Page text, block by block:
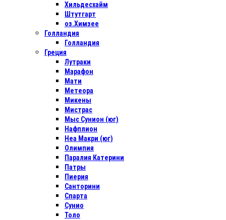
Хильдесхайм
Штутгарт
оз.Химзее
Голландия
Голландия
Греция
Лутраки
Марафон
Мати
Метеора
Микены
Мистрас
Мыс Сунион (юг)
Нафплион
Неа Макри (юг)
Олимпия
Паралия Катерини
Патры
Пиерия
Санторини
Спарта
Сунио
Толо